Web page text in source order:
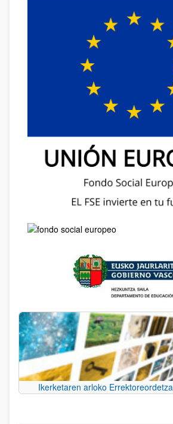
Ikerketaren arloko